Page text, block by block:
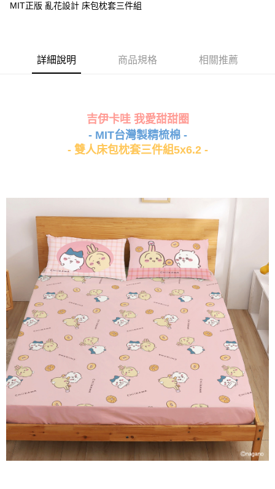
ATM付款
全家★依產品說明
每筆NT$60，滿NT$699(含以上)免運費
每筆NT$60，滿NT$699(含以上)免運費
每筆NT$80，滿NT$699(含以上)免運費
MIT正版 亂花設計 床包枕套三件組
詳細說明 商品規格 相關推薦
吉伊卡哇 我愛甜甜圈
- MIT台灣製精梳棉 -
- 雙人床包枕套三件組5x6.2 -